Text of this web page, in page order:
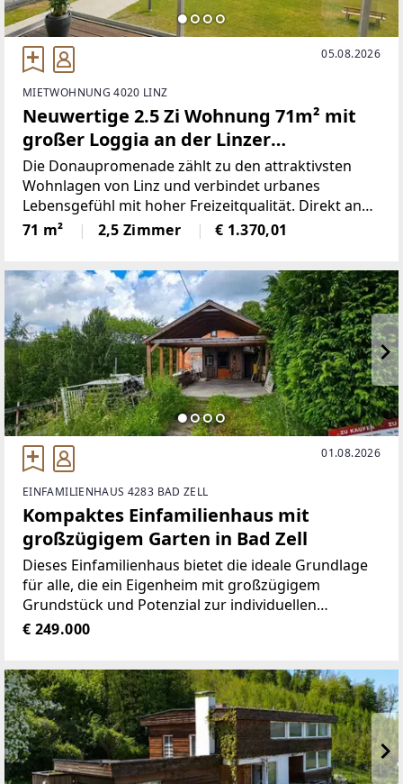
05.08.2026
MIETWOHNUNG 4020 LINZ
Neuwertige 2.5 Zi Wohnung 71m² mit
großer Loggia an der Linzer
Donaupromenade
Die Donaupromenade zählt zu den attraktivsten
Wohnlagen von Linz und verbindet urbanes
Lebensgefühl mit hoher Freizeitqualität. Direkt an
der Donau gelegen, genießen Sie die Nähe zum
Donauradweg sowie zu weitläufigen Spazier- und
71 m² 2,5 Zimmer € 1.370,01
01.08.2026
EINFAMILIENHAUS 4283 BAD ZELL
Kompaktes Einfamilienhaus mit
großzügigem Garten in Bad Zell
Dieses Einfamilienhaus bietet die ideale Grundlage
für alle, die ein Eigenheim mit großzügigem
Grundstück und Potenzial zur individuellen
Gestaltung suchen. Es ermöglicht sich, die
€ 249.000